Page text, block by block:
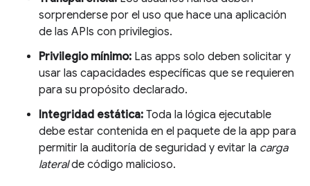
sorprenderse por el uso que hace una aplicación
de las APIs con privilegios.
Privilegio mínimo: Las apps solo deben solicitar y
usar las capacidades específicas que se requieren
para su propósito declarado.
Integridad estática: Toda la lógica ejecutable
debe estar contenida en el paquete de la app para
permitir la auditoría de seguridad y evitar la carga
lateralde código malicioso.